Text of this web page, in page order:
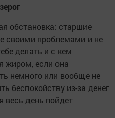
обстановка: старшие
своими проблемами и не
делать и с кем
жиром, если она
немного или вообще не
беспокойству из-за денег
весь день пойдет